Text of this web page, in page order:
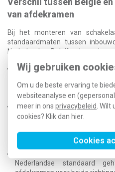
Wij gebruiken
Om u de beste ervaring te
websiteanalyse en
meer in ons privacybeleid. Wilt
cookies? Klik dan hier.
Cookies
van afdekramen
Bij het monteren van
standaardmaten tussen
Nederland en België volgen eigen
In Nederland is de
verticale installatie. Daardoor
in beide oriëntaties toepassen.
In België is de horizontale
installatie geldt echter een
Klusspullen zijn in België om
Nederlandse standaard